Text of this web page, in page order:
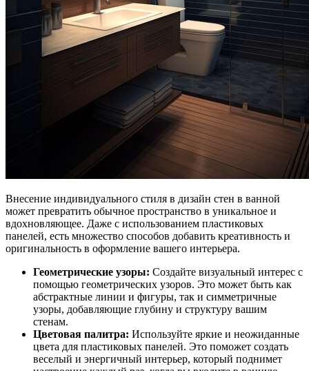
Внесение индивидуального стиля в дизайн стен в ванной
может превратить обычное пространство в уникальное и
вдохновляющее. Даже с использованием пластиковых
панелей, есть множество способов добавить креативность и
оригинальность в оформление вашего интерьера.
Геометрические узоры: Создайте визуальный интерес с
помощью геометрических узоров. Это может быть как
абстрактные линии и фигуры, так и симметричные
узоры, добавляющие глубину и структуру вашим
стенам.
Цветовая палитра: Используйте яркие и неожиданные
цвета для пластиковых панелей. Это поможет создать
веселый и энергичный интерьер, который поднимет